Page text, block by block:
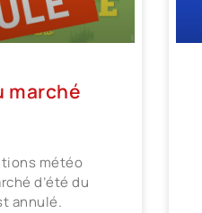
marché
météo
d’été du
annulé.